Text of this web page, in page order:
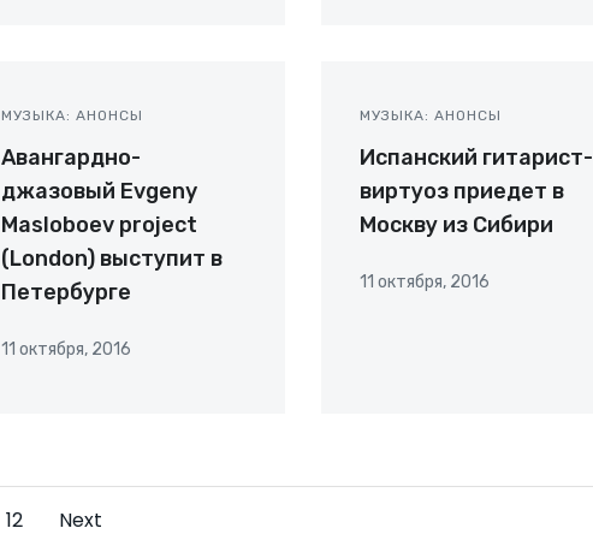
МУЗЫКА: АНОНСЫ
Авангардно-
джазовый Evgeny
Masloboev project
(London) выступит в
Петербурге
11 октября, 2016
МУЗЫКА: АНОНСЫ
Испанский гитарист-
виртуоз приедет в
Москву из Сибири
11 октября, 2016
Страница
12 Next